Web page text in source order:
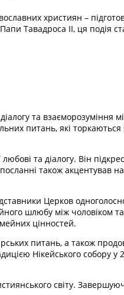
християн –
Тавадроса ІІ, ця подія
та взаєморозуміння
питань, які торкаються
та діалогу. Він
також акцентував
Церков
шлюбу між чоловіком
цінностей.
питань, а також
Нікейського собору у
світу.